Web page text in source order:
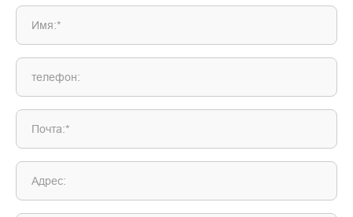
Имя:*
телефон:
Почта:*
Адрес: